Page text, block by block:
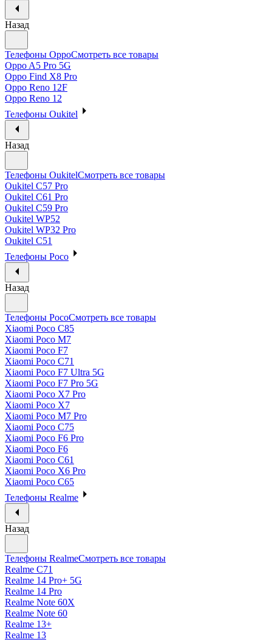
Назад
Телефоны OppoСмотреть все товары
Oppo A5 Pro 5G
Oppo Find X8 Pro
Oppo Reno 12F
Oppo Reno 12
Телефоны Oukitel
Назад
Телефоны OukitelСмотреть все товары
Oukitel C57 Pro
Oukitel C61 Pro
Oukitel C59 Pro
Oukitel WP52
Oukitel WP32 Pro
Oukitel C51
Телефоны Poco
Назад
Телефоны PocoСмотреть все товары
Xiaomi Poco C85
Xiaomi Poco M7
Xiaomi Poco F7
Xiaomi Poco C71
Xiaomi Poco F7 Ultra 5G
Xiaomi Poco F7 Pro 5G
Xiaomi Poco X7 Pro
Xiaomi Poco X7
Xiaomi Poco M7 Pro
Xiaomi Poco C75
Xiaomi Poco F6 Pro
Xiaomi Poco F6
Xiaomi Poco C61
Xiaomi Poco X6 Pro
Xiaomi Poco C65
Телефоны Realme
Назад
Телефоны RealmeСмотреть все товары
Realme C71
Realme 14 Pro+ 5G
Realme 14 Pro
Realme Note 60X
Realme Note 60
Realme 13+
Realme 13